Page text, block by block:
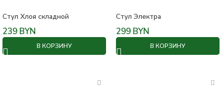
Стул Хлоя складной
239 BYN
В КОРЗИНУ
Стул Электра
299 BYN
В КОРЗИНУ